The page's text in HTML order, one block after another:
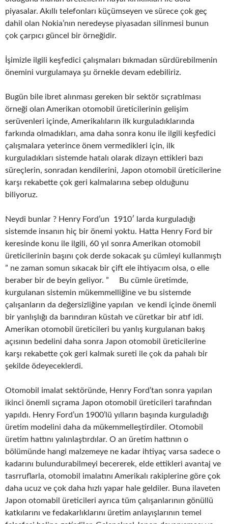
piyasalar. Akıllı telefonları küçümseyen ve sürece çok geç
dahil olan Nokia’nın neredeyse piyasadan silinmesi bunun
çok çarpıcı güncel bir örneğidir.
İşimizle ilgili keşfedici çalışmaları bıkmadan sürdürebilmenin
önemini vurgulamaya şu örnekle devam edebiliriz.
Bugün bile ibret alınması gereken bir sektör sıçratılması
örneği olan Amerikan otomobil üreticilerinin gelişim
serüvenleri içinde, Amerikalıların ilk kurguladıklarında
farkında olmadıkları, ama daha sonra konu ile ilgili keşfedici
çalışmalara yeterince önem vermedikleri için, ilk
kurguladıkları sistemde hatalı olarak dizayn ettikleri bazı
süreçlerin, sonradan kendilerini, Japon otomobil üreticilerine
karşı rekabette çok geri kalmalarına sebep olduğunu
biliyoruz.
Neydi bunlar ? Henry Ford’un 1910′ larda kurguladığı
sistemde insanın hiç bir önemi yoktu. Hatta Henry Ford bir
keresinde konu ile ilgili, 60 yıl sonra Amerikan otomobil
üreticilerinin başını çok derde sokacak şu cümleyi kullanmıştı
” ne zaman somun sıkacak bir çift ele ihtiyacım olsa, o elle
beraber bir de beyin geliyor. ” Bu cümle üretimde,
kurgulanan sistemin mükemmelliğine ve bu sistemde
çalışanların da değersizliğine yapılan ve kendi içinde önemli
bir yanlışlığı da barındıran küstah ve cüretkar bir atıf idi.
Amerikan otomobil üreticileri bu yanlış kurgulanan bakış
açısının bedelini daha sonra Japon otomobil üreticilerine
karşı rekabette çok geri kalmak sureti ile çok da pahalı bir
şekilde ödeyeceklerdi.
Otomobil imalat sektöründe, Henry Ford’tan sonra yapılan
ikinci önemli sıçrama Japon otomobil üreticileri tarafından
yapıldı. Henry Ford’un 1900’lü yılların başında kurguladığı
üretim modelini daha da mükemmelleştirdiler. Otomobil
üretim hattını yalınlaştırdılar. O an üretim hattının o
bölümünde hangi malzemeye ne kadar ihtiyaç varsa sadece o
kadarını bulundurabilmeyi becererek, elde ettikleri avantaj ve
tasrruflarla, otomobil imalatını Amerikalı rakiplerine göre çok
daha ucuz ve çok daha hızlı yapar hale geldiler. Buna ilaveten
Japon otomabil üreticileri ayrıca tüm çalışanlarının gönüllü
katkılarını ve fedakarlıklarını üretim anlayışlarının temel